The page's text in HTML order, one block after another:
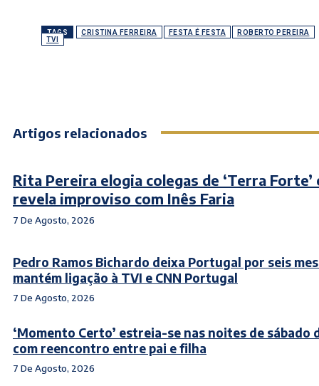
TAGS CRISTINA FERREIRA FESTA É FESTA
ROBERTO PEREIRA
TVI
Artigos relacionados
Rita Pereira elogia colegas de ‘Terra Forte’
revela improviso com Inês Faria
7 De Agosto, 2026
Pedro Ramos Bichardo deixa Portugal por seis
mantém ligação à TVI e CNN Portugal
7 De Agosto, 2026
‘Momento Certo’ estreia-se nas noites de sábado
com reencontro entre pai e filha
7 De Agosto, 2026